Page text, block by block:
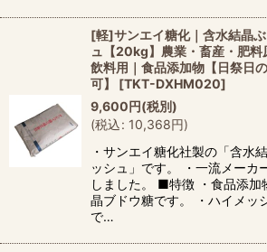
[軽]サンエイ糖化｜含水結晶
ュ【20kg】農業・畜産・肥料
飲料用｜食品添加物【日祭日
可】
[TKT-DXHM020]
9,600円(税別)
(税込: 10,368円)
・サンエイ糖化社製の「含水
ッシュ」です。 ・一流メーカ
しました。 ■特徴 ・食品添加
晶ブドウ糖です。 ・ハイメッ
で…